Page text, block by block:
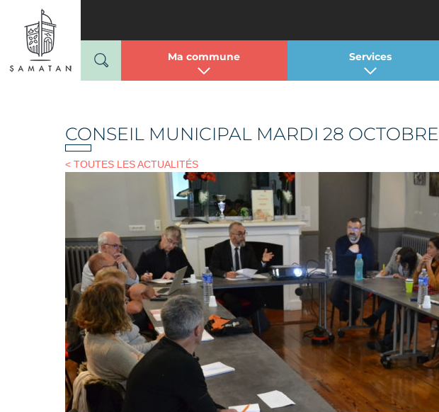
contenu
Ma commune Services
CONSEIL MUNICIPAL MARDI 28 OCTOBRE
< TOUTES LES ACTUALITÉS